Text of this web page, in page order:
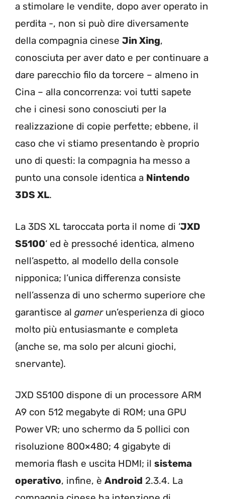
a stimolare le vendite, dopo aver operato in
perdita -, non si può dire diversamente
della compagnia cinese Jin Xing,
conosciuta per aver dato e per continuare a
dare parecchio filo da torcere – almeno in
Cina – alla concorrenza: voi tutti sapete
che i cinesi sono conosciuti per la
realizzazione di copie perfette; ebbene, il
caso che vi stiamo presentando è proprio
uno di questi: la compagnia ha messo a
punto una console identica a Nintendo
3DS XL.
La 3DS XL taroccata porta il nome di ‘JXD
S5100‘ ed è pressoché identica, almeno
nell’aspetto, al modello della console
nipponica; l’unica differenza consiste
nell’assenza di uno schermo superiore che
garantisce al gamerun’esperienza di gioco
molto più entusiasmante e completa
(anche se, ma solo per alcuni giochi,
snervante).
JXD S5100 dispone di un processore ARM
A9 con 512 megabyte di ROM; una GPU
Power VR; uno schermo da 5 pollici con
risoluzione 800×480; 4 gigabyte di
memoria flash e uscita HDMI; il sistema
operativo, infine, è Android 2.3.4. La